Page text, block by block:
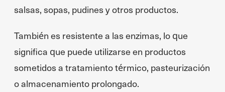
salsas, sopas, pudines y otros productos.
También es resistente a las enzimas, lo que
significa que puede utilizarse en productos
sometidos a tratamiento térmico, pasteurización
o almacenamiento prolongado.